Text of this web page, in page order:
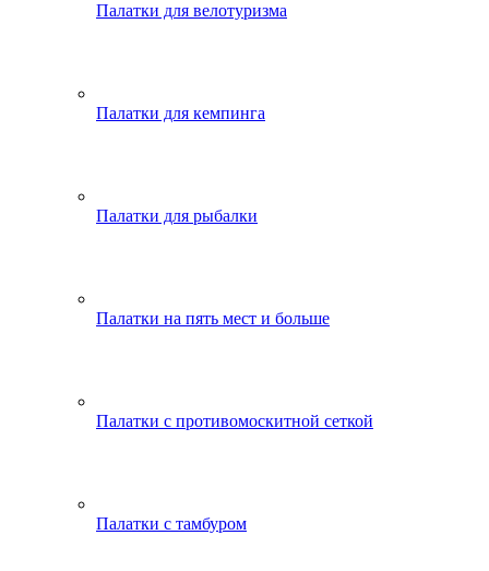
Палатки для велотуризма
Палатки для кемпинга
Палатки для рыбалки
Палатки на пять мест и больше
Палатки с противомоскитной сеткой
Палатки с тамбуром